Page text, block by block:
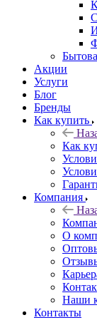
Акции
Услуги
Блог
Бренды
Как купить
Как
Компания
О
Наши
Контакты